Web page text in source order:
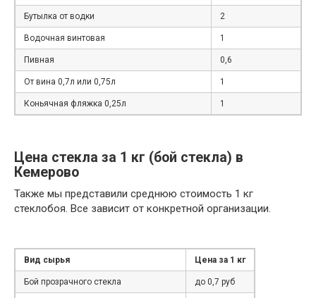
Бутылка от водки 2
Водочная винтовая 1
Пивная 0,6
От вина 0,7л или 0,75л 1
Коньячная фляжка 0,25л 1
Цена стекла за 1 кг (бой стекла) в
Кемерово
Также мы представили среднюю стоимость 1 кг
стеклобоя. Все зависит от конкретной организации.
Вид сырья Цена за 1 кг
Бой прозрачного стекла до 0,7 руб